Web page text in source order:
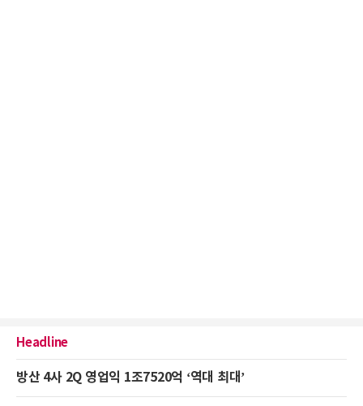
Headline
방산 4사 2Q 영업익 1조7520억 ‘역대 최대’